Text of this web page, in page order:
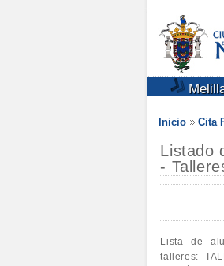
Inicio Cita
Listado
-
Lista de
talleres: